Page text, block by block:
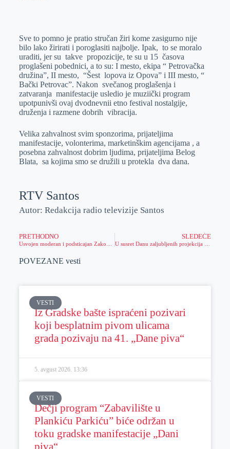
Sve to pomno je pratio stručan žiri kome zasigurno nije
bilo lako žirirati i poroglasiti najbolje. Ipak, to se moralo
uraditi, jer su takve propozicije, te su u 15 časova
proglašeni pobednici, a to su: I mesto, ekipa “ Petrovačka
družina”, II mesto, “Šest lopova iz Opova” i III mesto, “
Bački Petrovac”. Nakon svečanog proglašenja i
zatvaranja manifestacije usledio je muziički program
upotpunivši ovaj dvodnevnii etno festival nostalgije,
druženja i razmene dobrih vibracija.
Velika zahvalnost svim sponzorima, prijateljima
manifestacije, volonterima, marketinškim agencijama , a
posebna zahvalnost dobrim ljudima, prijateljima Belog
Blata, sa kojima smo se družili u protekla dva dana.
RTV Santos
Autor: Redakcija radio televizije Santos
PRETHODNO SLEDEĆE
POVEZANE vesti
VESTI
Iz Gradske bašte ispraćeni pozivari
koji besplatnim pivom ulicama
grada pozivaju na 41. „Dane piva“
5. avgust 2026. 13:36
VESTI
Dečji program “Zabavilište u
Plankiću Parkiću” biće održan u
toku gradske manifestacije „Dani
piva“